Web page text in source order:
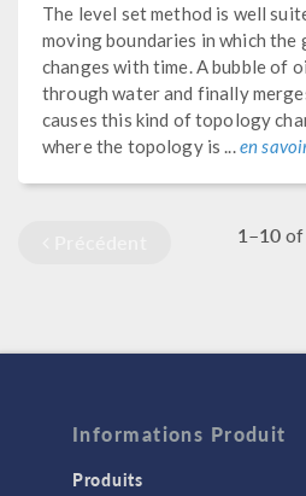
The level set method is well
moving boundaries in which the
changes with time. A bubble of
through water and finally
causes this kind of topology
where the topology is ...en
1–10
Informations Produit
Produits